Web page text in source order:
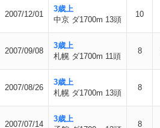
2007/12/01
3歳上
中京 ダ1700m 13頭
10
2007/09/08
3歳上
札幌 ダ1700m 11頭
8
2007/08/26
3歳上
札幌 ダ1700m 13頭
8
2007/07/14
3歳上
8